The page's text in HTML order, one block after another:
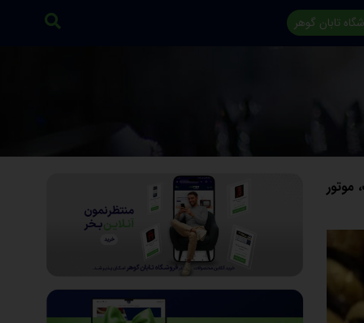
تابان گوهر
هزار تومانی بالا رفت، موتور